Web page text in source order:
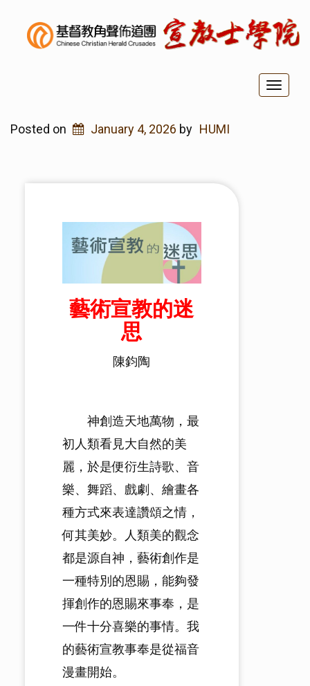
Toggle
Posted on
January 4, 2026 by HUMI
藝術宣教的迷
思
陳鈞陶
神創造天地萬物，最
初人類看見大自然的美
麗，於是便衍生詩歌、音
樂、舞蹈、戲劇、繪畫各
種方式來表達讚頌之情，
何其美妙。人類美的觀念
都是源自神，藝術創作是
一種特別的恩賜，能夠發
揮創作的恩賜來事奉，是
一件十分喜樂的事情。我
的藝術宣教事奉是從福音
漫畫開始。